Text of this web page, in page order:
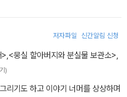
다. 지은 책으로 청소년
난징의 호루라기》, 《나의 나비 할머
는 아직도 아픕니다》, 《숨은 친구 찾
저자파일 신간알림 신청
>,<뭉실 할아버지와 분실물 보관소>,
)
리기도 하고 이야기 너머를 상상하며